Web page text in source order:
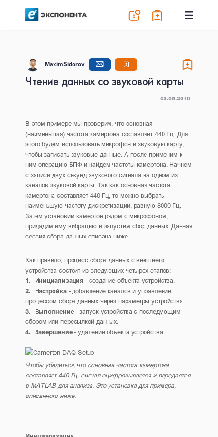
MaximSidorov
Чтение данных со звуковой карты
03.05.2019
В этом примере мы проверим, что основная
(наименьшая) частота камертона составляет 440 Гц. Для
этого будем использовать микрофон и звуковую карту,
чтобы записать звуковые данные. А после применим к
ним операцию БПФ и найдем частоты камертона. Начнем
с записи двух секунд звукового сигнала на одном из
каналов звуковой карты. Так как основная частота
камертона составляет 440 Гц, то можно выбрать
наименьшую частоту дискретизации, равную 8000 Гц.
Затем установим камертон рядом с микрофоном,
придадим ему вибрацию и запустим сбор данных. Данная
сессия сбора данных описана ниже.
Как правило, процесс сбора данных с внешнего
устройства состоит из следующих четырех этапов:
1. Инициализация - создание объекта устройства.
2. Настройка- добавление каналов и управление
процессом сбора данных через параметры устройства.
3. Выполнение- запуск устройства с последующим
сбором или пересылкой данных.
4. Завершение- удаление объекта устройства.
Чтобы убедиться, что основная частота камертона
составляет 440 Гц, сигнал оцифровывается и передается
в MATLAB для анализа. Это установка для примера,
описанного ниже.